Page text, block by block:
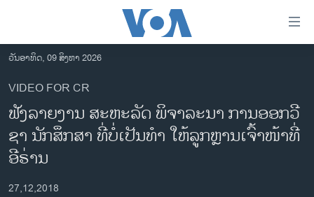
ເຂົ້າ
ຫາ
ຂ້າມ
ຂ້າມ
ຂ້າມ
ໄປ
ຫາ
ຊອກ
ອາເມຣິກາ
ການເລືອກຕັ້ງ ປະທານາທີບໍດີ ສະຫະລັດ 2024
ວັນອາທິດ, 09 ສິງຫາ 2026
VIDEO FOR CR
ຟັງ​ລາຍ​ງານ ສະ​ຫະ​ລັດ ພິ​ຈາ​ລະ​ນາ ການ​ອອກ​ວີ​
ຊາ​ ນັກ​ສຶກ​ສາ ທີ່ບໍ່​ເປັນ​ທຳ ໃຫ້​ລູກຫຼານ​ເຈົ້າ​ໜ້າ​ທີ່
ອີ​ຣ່ານ
27,12,2018